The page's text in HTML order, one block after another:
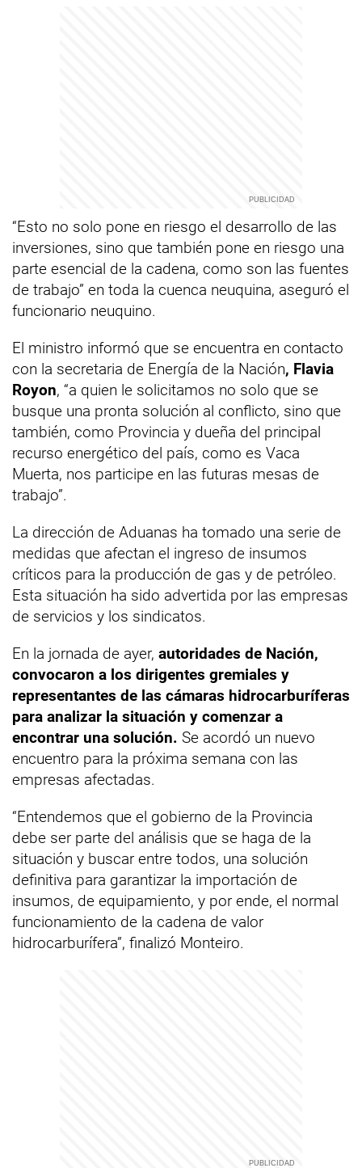
“Esto no solo pone en riesgo el desarrollo de las
inversiones, sino que también pone en riesgo una
parte esencial de la cadena, como son las fuentes
de trabajo” en toda la cuenca neuquina, aseguró el
funcionario neuquino.
El ministro informó que se encuentra en contacto
con la secretaria de Energía de la Nación, Flavia
Royon, “a quien le solicitamos no solo que se
busque una pronta solución al conflicto, sino que
también, como Provincia y dueña del principal
recurso energético del país, como es Vaca
Muerta, nos participe en las futuras mesas de
trabajo”.
La dirección de Aduanas ha tomado una serie de
medidas que afectan el ingreso de insumos
críticos para la producción de gas y de petróleo.
Esta situación ha sido advertida por las empresas
de servicios y los sindicatos.
En la jornada de ayer, autoridades de Nación,
convocaron a los dirigentes gremiales y
representantes de las cámaras hidrocarburíferas
para analizar la situación y comenzar a
encontrar una solución. Se acordó un nuevo
encuentro para la próxima semana con las
empresas afectadas.
“Entendemos que el gobierno de la Provincia
debe ser parte del análisis que se haga de la
situación y buscar entre todos, una solución
definitiva para garantizar la importación de
insumos, de equipamiento, y por ende, el normal
funcionamiento de la cadena de valor
hidrocarburífera”, finalizó Monteiro.